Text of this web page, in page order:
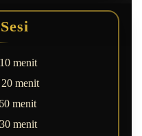
menit
menit
menit
menit